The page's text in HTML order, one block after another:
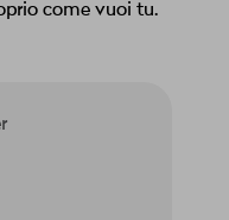
come vuoi tu.